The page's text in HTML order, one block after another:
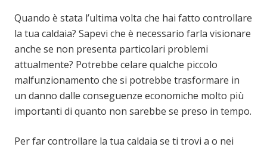
Quando è stata l’ultima volta che hai fatto controllare
la tua caldaia? Sapevi che è necessario farla visionare
anche se non presenta particolari problemi
attualmente? Potrebbe celare qualche piccolo
malfunzionamento che si potrebbe trasformare in
un danno dalle conseguenze economiche molto più
importanti di quanto non sarebbe se preso in tempo.
Per far controllare la tua caldaia se ti trovi a o nei